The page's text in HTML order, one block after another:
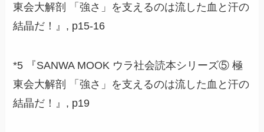
東会大解剖 「強さ」を支えるのは流した血と汗の
結晶だ！』, p15-16
*5 『SANWA MOOK ウラ社会読本シリーズ⑤ 極
東会大解剖 「強さ」を支えるのは流した血と汗の
結晶だ！』, p19